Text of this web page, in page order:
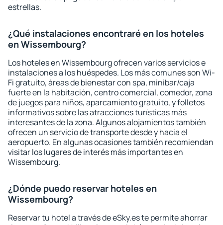
estrellas.
¿Qué instalaciones encontraré en los hoteles
en Wissembourg?
Los hoteles en Wissembourg ofrecen varios servicios e
instalaciones a los huéspedes. Los más comunes son Wi-
Fi gratuito, áreas de bienestar con spa, minibar/caja
fuerte en la habitación, centro comercial, comedor, zona
de juegos para niños, aparcamiento gratuito, y folletos
informativos sobre las atracciones turísticas más
interesantes de la zona. Algunos alojamientos también
ofrecen un servicio de transporte desde y hacia el
aeropuerto. En algunas ocasiones también recomiendan
visitar los lugares de interés más importantes en
Wissembourg.
¿Dónde puedo reservar hoteles en
Wissembourg?
Reservar tu hotel a través de eSky.es te permite ahorrar